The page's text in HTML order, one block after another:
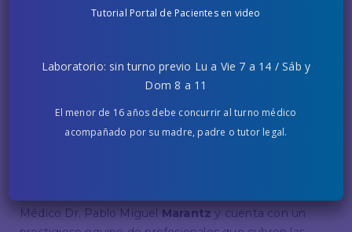
INSTITUTO CARDIOVASCULAR DE
FUNDACIÓN HOSPITALARIA
Contamos con un espacio exclusivo para nuestro
Médico Dr. Pablo MiguelMarantzy cuenta con un
Tutorial Portal de Pacientes en video
Laboratorio: sin turno previo Lu a Vie 7 a 14 / Sáb y
Dom 8 a 11
El menor de 16 años debe concurrir al turno médico
acompañado por su madre, padre o tutor legal.